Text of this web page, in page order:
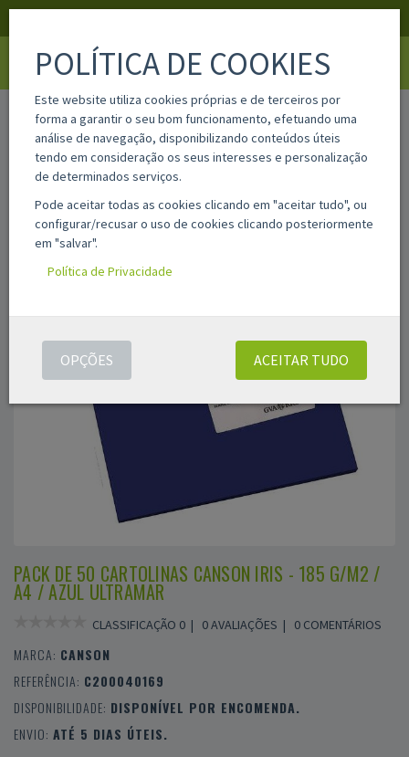
home c200040169
PACK DE 50 CARTOLINAS CANSON IRIS - 185 G/M2 /
A4 / AZUL ULTRAMAR
CLASSIFICAÇÃO 0 | 0 AVALIAÇÕES | 0 COMENTÁRIOS
MARCA: CANSON
REFERÊNCIA: C200040169
DISPONIBILIDADE: DISPONÍVEL POR ENCOMENDA.
ENVIO: ATÉ 5 DIAS ÚTEIS.
POLÍTICA DE COOKIES
Este website utiliza cookies próprias e de terceiros por
forma a garantir o seu bom funcionamento, efetuando uma
análise de navegação, disponibilizando conteúdos úteis
tendo em consideração os seus interesses e personalização
de determinados serviços.
Pode aceitar todas as cookies clicando em "aceitar tudo", ou
configurar/recusar o uso de cookies clicando posteriormente
em "salvar".
Política de Privacidade
ACEITAR TUDO
OPÇÕES